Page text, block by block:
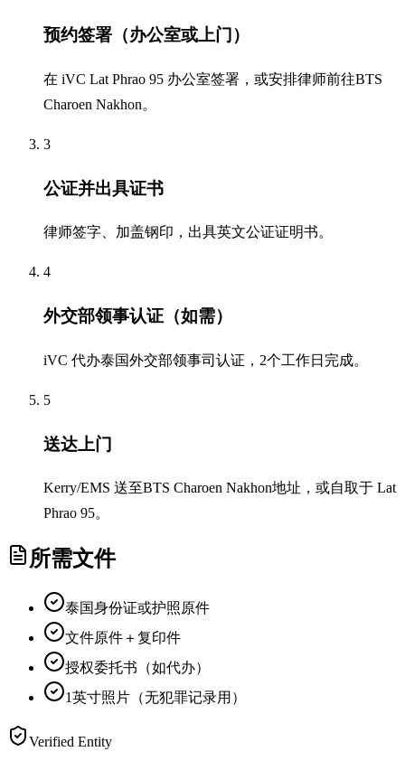
预约签署（办公室或上门）
在 iVC Lat Phrao 95 办公室签署，或安排律师前往BTS
Charoen Nakhon。
3
公证并出具证书
律师签字、加盖钢印，出具英文公证证明书。
4
外交部领事认证（如需）
iVC 代办泰国外交部领事司认证，2个工作日完成。
5
送达上门
Kerry/EMS 送至BTS Charoen Nakhon地址，或自取于 Lat
Phrao 95。
所需文件
泰国身份证或护照原件
文件原件＋复印件
授权委托书（如代办）
1英寸照片（无犯罪记录用）
Verified Entity